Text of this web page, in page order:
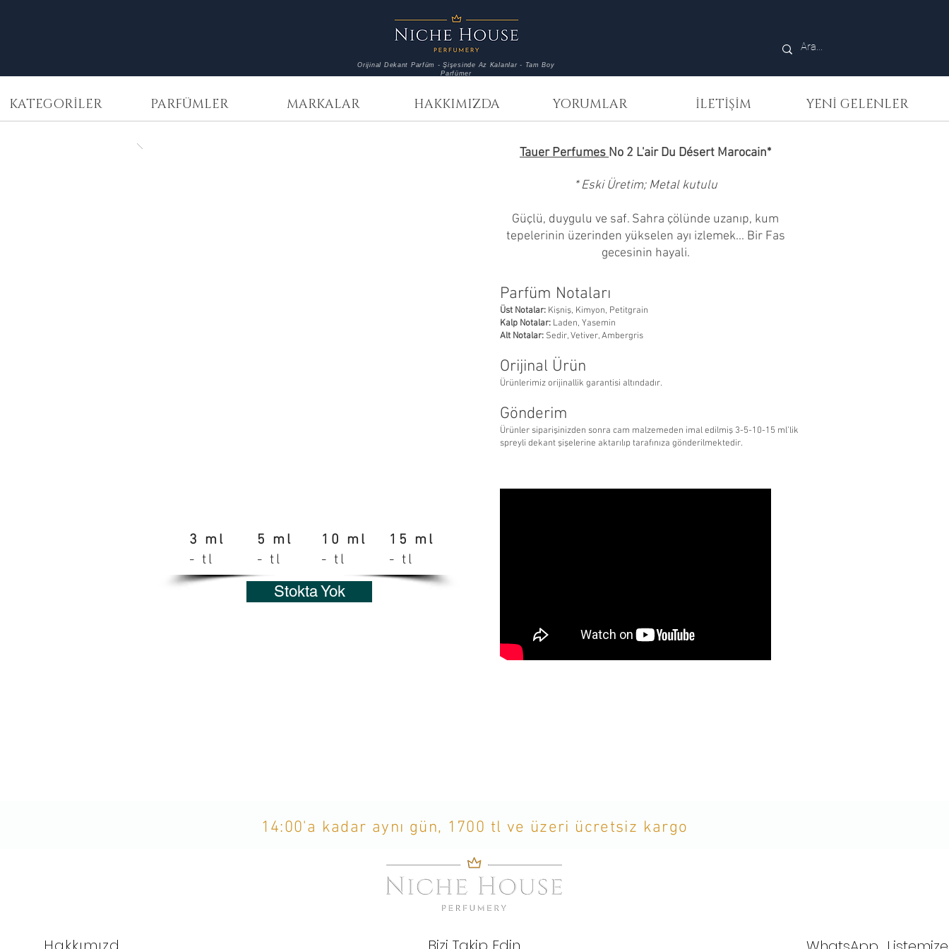
Orijinal Dekant Parfüm - Şişesinde Az Kalanlar - Tam Boy
Parfümer
KATEGORİLER PARFÜMLER MARKALAR HAKKIMIZDA YORUMLAR İLETİŞİM YENİ GELENLER
3 ml
- tl
5 ml
- tl
10 ml
- tl
15 ml
- tl
Stokta Yok
Tauer Perfumes No 2 L'air Du Désert Marocain*
* Eski Üretim; Metal kutulu
Güçlü, duygulu ve saf. Sahra çölünde uzanıp, kum
tepelerinin üzerinden yükselen ayı izlemek... Bir Fas
gecesinin hayali.
Parfüm Notaları
Üst Notalar: Kişniş, Kimyon, Petitgrain
Kalp Notalar: Laden, Yasemin
Alt Notalar: Sedir, Vetiver, Ambergris
Orijinal Ürün
Ürünlerimiz orijinallik garantisi altındadır.
Gönderim
Ürünler siparişinizden sonra cam malzemeden imal edilmiş 3-5-10-15 ml’lik
spreyli dekant şişelerine aktarılıp tarafınıza gönderilmektedir.
14:00'a kadar aynı gün, 1700 tl ve üzeri ücretsiz kargo